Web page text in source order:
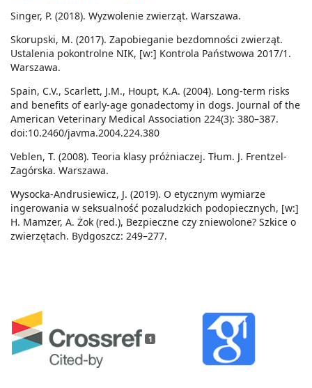
1
Singer, P. (2018). Wyzwolenie zwierząt. Warszawa.
Skorupski, M. (2017). Zapobieganie bezdomności zwierząt.
Ustalenia pokontrolne NIK, [w:] Kontrola Państwowa 2017/1.
Warszawa.
Spain, C.V., Scarlett, J.M., Houpt, K.A. (2004). Long-term risks
and benefits of early-age gonadectomy in dogs. Journal of the
American Veterinary Medical Association 224(3): 380–387.
doi:10.2460/javma.2004.224.380
Veblen, T. (2008). Teoria klasy próżniaczej. Tłum. J. Frentzel-
Zagórska. Warszawa.
Wysocka-Andrusiewicz, J. (2019). O etycznym wymiarze
ingerowania w seksualność pozaludzkich podopiecznych, [w:]
H. Mamzer, A. Żok (red.), Bezpieczne czy zniewolone? Szkice o
zwierzętach. Bydgoszcz: 249–277.